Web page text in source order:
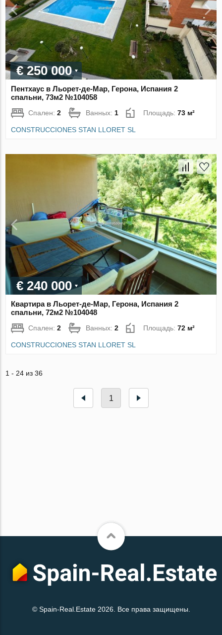
€ 250 000
Пентхаус в Льорет-де-Мар, Герона, Испания 2
спальни, 73м2 №104058
Спален:2 Ванных: 1 Площадь:73 м²
CONSTRUCCIONES STAN LLORET SL
€ 240 000
Квартира в Льорет-де-Мар, Герона, Испания 2
спальни, 72м2 №104048
Спален:2 Ванных:2 Площадь:72 м²
CONSTRUCCIONES STAN LLORET SL
1 - 24 из 36
1
© Spain-Real.Estate 2026. Все права защищены.